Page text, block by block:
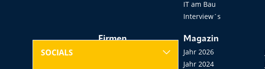
IT am Bau
Interview´s
Firmen Magazin
Jahr 2026
Jahr 2024
SOCIALS